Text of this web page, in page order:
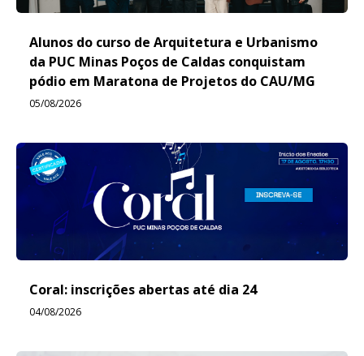
Alunos do curso de Arquitetura e Urbanismo
da PUC Minas Poços de Caldas conquistam
pódio em Maratona de Projetos do CAU/MG
05/08/2026
Coral: inscrições abertas até dia 24
04/08/2026